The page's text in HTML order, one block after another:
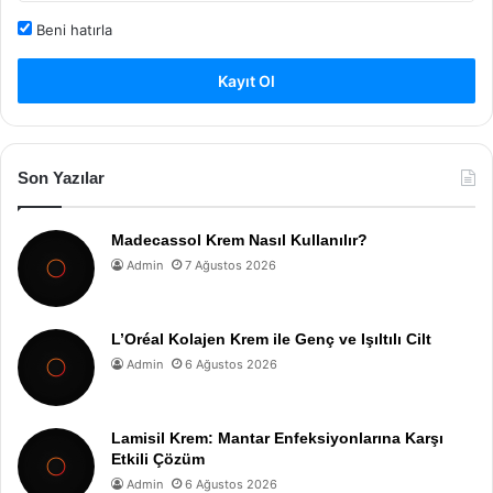
Beni hatırla
Kayıt Ol
Son Yazılar
Madecassol Krem Nasıl Kullanılır?
Admin 7 Ağustos 2026
L’Oréal Kolajen Krem ile Genç ve Işıltılı Cilt
Admin 6 Ağustos 2026
Lamisil Krem: Mantar Enfeksiyonlarına Karşı
Etkili Çözüm
Admin 6 Ağustos 2026